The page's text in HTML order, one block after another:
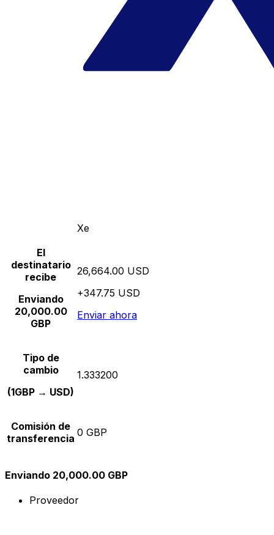
Xe
El
destinatario
recibe
Enviando
20,000.00
GBP
26,664.00 USD
+347.75 USD
Enviar ahora
Tipo de
cambio
(1GBP → USD)
1.333200
Comisión de
transferencia 0 GBP
Enviando 20,000.00 GBP
Proveedor